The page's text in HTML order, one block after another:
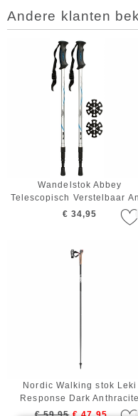
Andere klanten
Wandelstok Abbey
Telescopisch Verstelbaar
shock Zilver Blauw Zwart
€ 34,95
Nordic Walking stok Leki
Response Dark Anthracite
Black White 120 cm